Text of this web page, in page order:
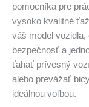
pomocníka pre
vysoko kvalitné
váš model
bezpečnosť a
ťahať prívesný
alebo prevážať
ideálnou voľbou.